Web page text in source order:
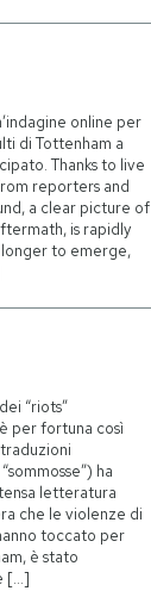
online per
di Tottenham a
Thanks to live
reporters and
a clear picture of
is rapidly
to emerge,
“riots”
per fortuna così
ha
letteratura
che le violenze di
toccato per
è stato
[...]